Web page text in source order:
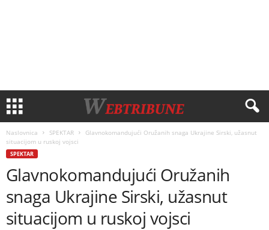
Naslovnica SPEKTAR
Glavnokomandujući Oružanih snaga Ukrajine Sirski, užasnut
situacijom u ruskoj vojsci
SPEKTAR
Glavnokomandujući Oružanih
snaga Ukrajine Sirski, užasnut
situacijom u ruskoj vojsci